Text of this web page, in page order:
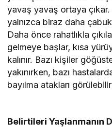
yavaş yavaş ortaya
yalnızca biraz daha
Daha önce rahatlıkla
gelmeye başlar, kısa
kalınır. Bazı kişiler
yakınırken, bazı
bayılma atakları
Belirtileri Yaşlanmanın